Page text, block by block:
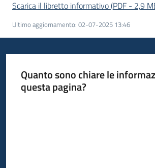
Scarica il libretto informativo(PDF - 2,9
Ultimo aggiornamento: 02-07-2025 13:46
Quanto sono chiare le
questa pagina?